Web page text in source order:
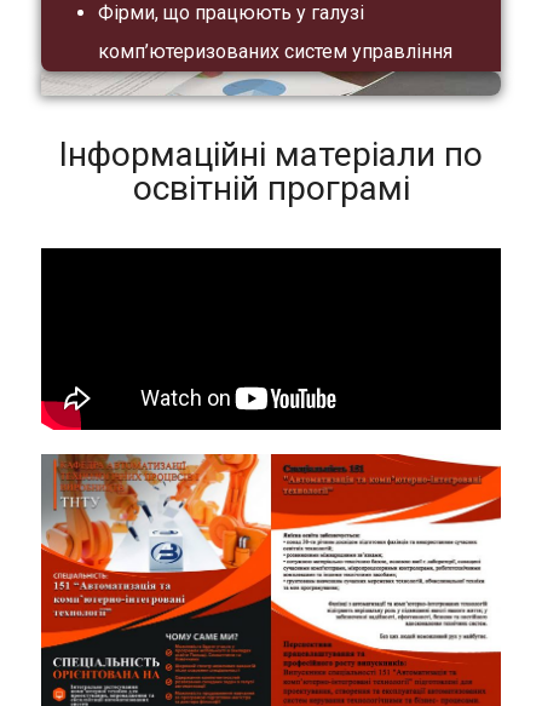
Фірми, що працюють у галузі
комп’ютеризованих систем управління
Інформаційні матеріали по
освітній програмі